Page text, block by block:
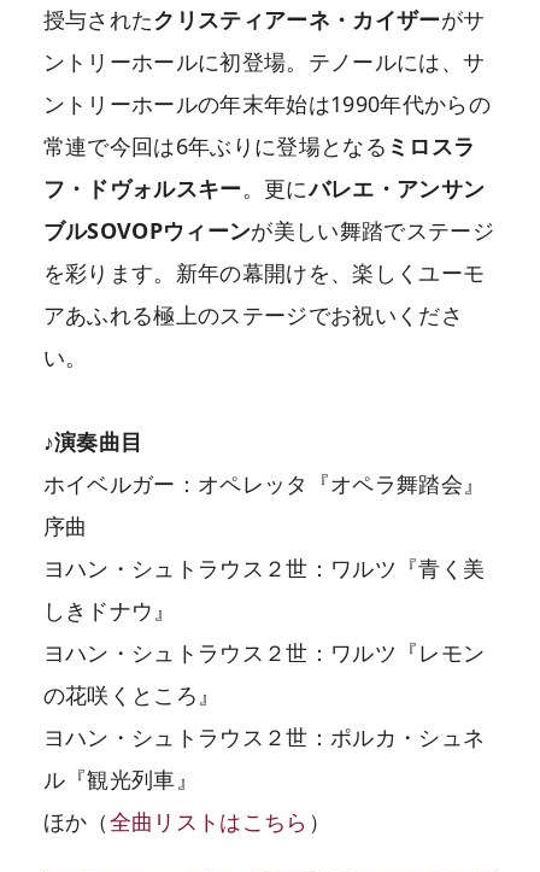
授与されたクリスティアーネ・カイザーがサ
ントリーホールに初登場。テノールには、サ
ントリーホールの年末年始は1990年代からの
常連で今回は6年ぶりに登場となる ミロスラ
フ・ドヴォルスキー。更にバレエ・アンサン
ブルSOVOPウィーンが美しい舞踏でステージ
を彩ります。新年の幕開けを、楽しくユーモ
アあふれる極上のステージでお祝いくださ
い。
♪演奏曲目
ホイベルガー：オペレッタ『オペラ舞踏会』
序曲
ヨハン・シュトラウス２世：ワルツ『青く美
しきドナウ』
ヨハン・シュトラウス２世：ワルツ『レモン
の花咲くところ』
ヨハン・シュトラウス２世：ポルカ・シュネ
ル『観光列車』
ほか（全曲リストはこちら ）